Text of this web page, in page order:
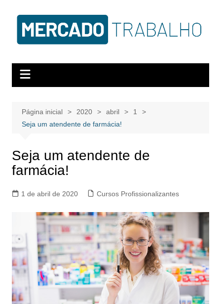
Página inicial 2020 abril
1
Seja um atendente de farmácia!
Seja um atendente de
farmácia!
1 de abril de 2020 Cursos Profissionalizantes